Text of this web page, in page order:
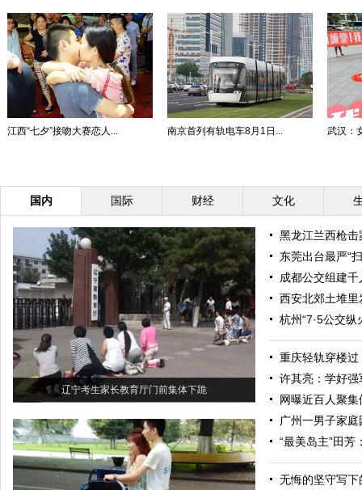
江西“七夕”接吻大赛恋人... 南京首列有轨电车8月1日... 武汉：
国内 国际 财经 文化
辽宁考生家长教育厅门前集体下跪
黑龙江兰西枪
东莞出台最严“
成都公交组建
西安北郊土堆里
杭州“7·5公交
重庆轻轨穿楼
许其亮：学好
网曝近百人聚
广州一男子家
“最美岛主”田芳
无悔的坚守写下